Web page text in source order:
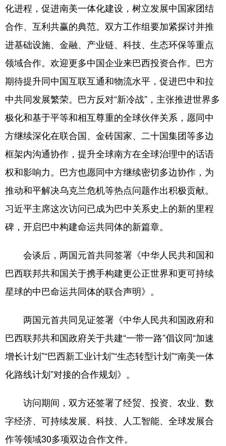
化进程，促进南美一体化建设，树立发展中国家团结
合作、互利共赢的典范。双方工作组要加紧探讨并推
进基础设施、金融、产业链、科技、生态环保等重点
领域合作。欢迎更多中国企业来巴西投资合作。巴方
期待提升同中国互联互通和物流水平，促进巴中和拉
中共同发展繁荣。巴方反对“新冷战”，主张推进世界多
极化和基于平等和相互尊重的全球伙伴关系，愿同中
方继续深化在联合国、金砖国家、二十国集团等多边
框架内沟通协作，提升全球南方在全球治理中的话语
权和影响力。巴方也愿同中方继续密切多边协作，为
推动和平解决乌克兰危机等热点问题作出积极贡献。
习近平主席这次访问已成为巴中关系史上的新的里程
碑，开启巴中构建命运共同体的新篇章。
会谈后，两国元首共同签署《中华人民共和国和
巴西联邦共和国关于携手构建更公正世界和更可持续
星球的中巴命运共同体的联合声明》。
两国元首共同见证签署《中华人民共和国政府和
巴西联邦共和国政府关于共建“一带一路”倡议同“加速
增长计划”“巴西新工业计划”“生态转型计划”“南美一体
化路线计划”对接的合作规划》。
访问期间，双方还签署了经贸、投资、农业、数
字经济、可持续发展、科技、人工智能、全球发展合
作等领域30多项双边合作文件。